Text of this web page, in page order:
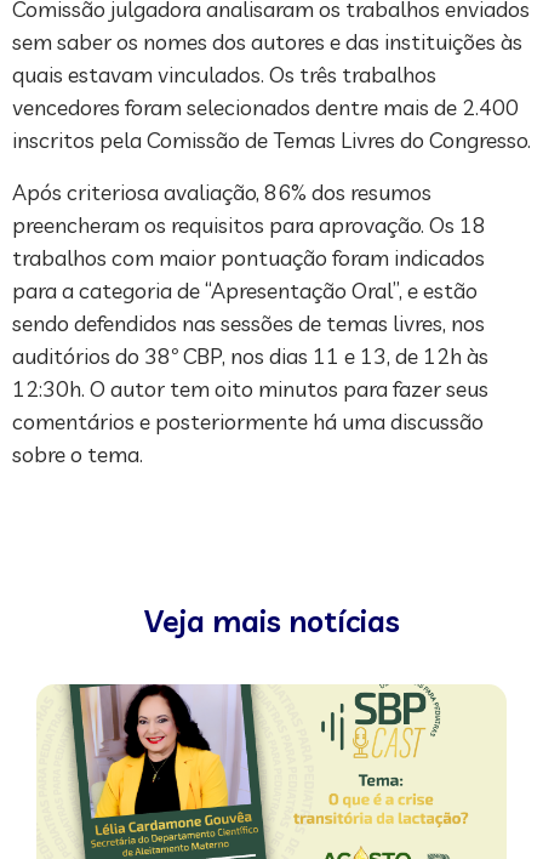
Comissão julgadora analisaram os trabalhos enviados
sem saber os nomes dos autores e das instituições às
quais estavam vinculados. Os três trabalhos
vencedores foram selecionados dentre mais de 2.400
inscritos pela Comissão de Temas Livres do Congresso.
Após criteriosa avaliação, 86% dos resumos
preencheram os requisitos para aprovação. Os 18
trabalhos com maior pontuação foram indicados
para a categoria de “Apresentação Oral”, e estão
sendo defendidos nas sessões de temas livres, nos
auditórios do 38º CBP, nos dias 11 e 13, de 12h às
12:30h. O autor tem oito minutos para fazer seus
comentários e posteriormente há uma discussão
sobre o tema.
Veja mais notícias